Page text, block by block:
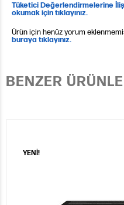
Tüketici Değerlendirmelerine
okumak için tıklayınız.
Ürün için henüz yorum
buraya tıklayınız.
BENZER
YENİ!